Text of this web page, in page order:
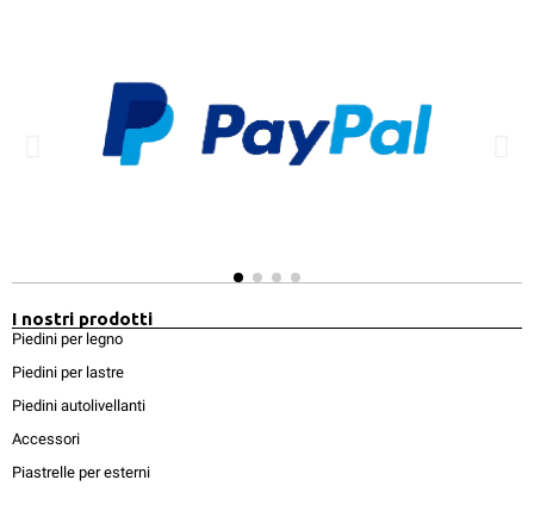
I nostri prodotti
Piedini per legno
Piedini per lastre
Piedini autolivellanti
Accessori
Piastrelle per esterni